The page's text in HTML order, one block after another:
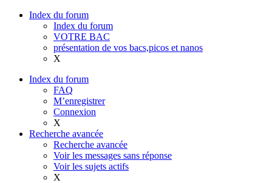
Index du forum
Index du forum
VOTRE BAC
présentation de vos bacs,picos et nanos
X
Index du forum
FAQ
M’enregistrer
Connexion
X
Recherche avancée
Recherche avancée
Voir les messages sans réponse
Voir les sujets actifs
X